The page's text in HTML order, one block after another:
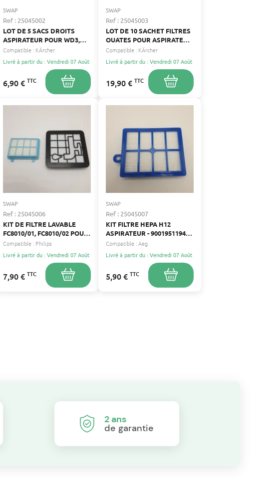
SWAP
Ref : 25045002
LOT DE 5 SACS DROITS
ASPIRATEUR POUR WD3,
WD2, WD 3PREMIUM,
WD3200, WD3500P, A2204,
A2534, SE4001,
KAR69591300. PAPIER
KRAFT 100% RECYCLÉ ET
COMPOSTABLES
Compatible : KÄrcher
Livré à partir du : Vendredi 07 Août
6,90 € TTC
SWAP
Ref : 25045003
LOT DE 10 SACHET FILTRES
OUATES POUR ASPIRATEUR
KARCHER WD1, WD2,
WD3,WD4,WD5, WD6,2.863-
Compatible : KÄrcher
Livré à partir du : Vendredi 07 Août
19,90 € TTC
SWAP
Ref : 25045006
KIT DE FILTRE LAVABLE
FC8010/01, FC8010/02 POUR
ASPIRATEUR PHILIPS
FC9328/09,FC9328/69,FC9333/07
Compatible : Philips
Livré à partir du : Vendredi 07 Août
7,90 € TTC
SWAP
Ref : 25045007
KIT FILTRE HEPA H12
ASPIRATEUR - 9001951194
POUR ASPIRATEUR
ELECTROLUX, TORNADO,
PHILIPS, ESSENTIEL B, AEG
Compatible :Aeg
Livré à partir du : Vendredi 07 Août
5,90 € TTC
2 ans
de garantie